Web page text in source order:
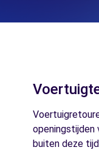
openingstijden
buiten deze